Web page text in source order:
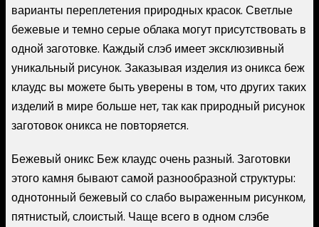
варианты переплетения природных красок. Светлые
бежевые и темно серые облака могут присутствовать в
одной заготовке. Каждый слэб имеет эксклюзивный
уникальный рисунок. Заказывая изделия из оникса беж
клаудс вы можете быть уверены в том, что других таких
изделий в мире больше нет, так как природный рисунок
заготовок оникса не повторяется.
Бежевый оникс Беж клаудс очень разный. Заготовки
этого камня бывают самой разнообразной структуры:
однотонный бежевый со слабо выраженным рисунком,
пятнистый, слоистый. Чаще всего в одном слэбе